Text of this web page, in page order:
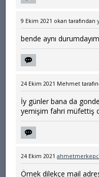
9 Ekim 2021 okan tarafından
bende aynı
24 Ekim 2021 Mehmet
İy günler bana da
yemişim fahri müfettiş
24 Ekim 2021
Örnek dilekçe mail